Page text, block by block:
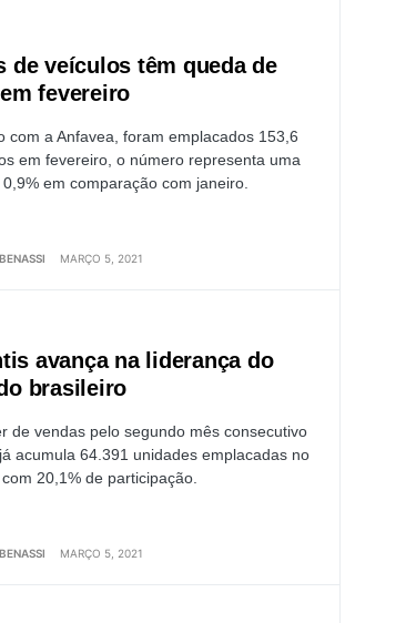
de veículos têm queda de
fevereiro
com a Anfavea, foram emplacados 153,6
em fevereiro, o número representa uma
em comparação com janeiro.
MARÇO 5, 2021
avança na liderança do
brasileiro
de vendas pelo segundo mês consecutivo
acumula 64.391 unidades emplacadas no
20,1% de participação.
MARÇO 5, 2021